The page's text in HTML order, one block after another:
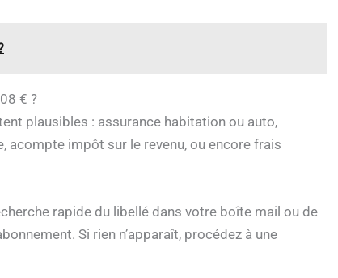
€ ?
plausibles : assurance habitation ou auto,
acompte impôt sur le revenu, ou encore frais
rapide du libellé dans votre boîte mail ou de
Si rien n’apparaît, procédez à une